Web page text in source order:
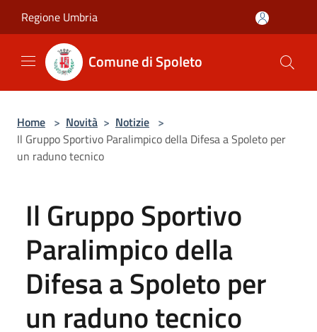
Regione Umbria
Comune di Spoleto
Home > Novità > Notizie >
Il Gruppo Sportivo Paralimpico della Difesa a Spoleto per
un raduno tecnico
Il Gruppo Sportivo
Paralimpico della
Difesa a Spoleto per
un raduno tecnico